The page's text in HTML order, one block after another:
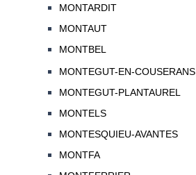
MONTARDIT
MONTAUT
MONTBEL
MONTEGUT-EN-COUSERANS
MONTEGUT-PLANTAUREL
MONTELS
MONTESQUIEU-AVANTES
MONTFA